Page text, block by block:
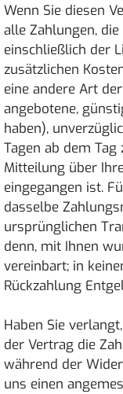
Wenn Sie diesen
alle Zahlungen,
einschließlich der
zusätzlichen
eine andere Art
angebotene,
haben),
Tagen ab dem
Mitteilung über
eingegangen ist.
dasselbe
ursprünglichen
denn, mit Ihnen
vereinbart; in
Rückzahlung
Haben Sie
der Vertrag die
während der
uns einen